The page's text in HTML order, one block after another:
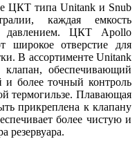
ЦКТ типа Unitank и Snub
каждая емкость
давлением. ЦКТ Apollo
широкое отверстие для
В ассортименте Unitank
обеспечивающий
более точный контроль
термогильзе. Плавающая
прикреплена к клапану
более чистую и
резервуара.